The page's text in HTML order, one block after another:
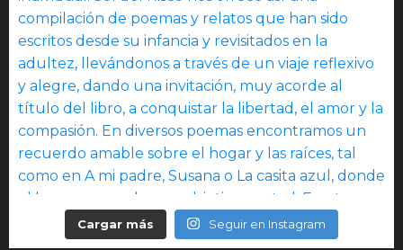
Cargar más Seguir en Instagram